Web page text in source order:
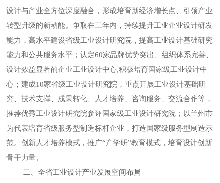
设计与产业全方位深度融合，形成培育新经济增长点、引领产业
转型升级的新动能。争取在三年内，持续提升工业企业设计研发
能力，高水平建设省级工业设计研究院，提高工业设计基础研究
能力和公共服务水平；认定60家品牌优势突出、组织体系完善、
设计效益显著的企业工业设计中心,积极培育国家级工业设计中
心；建成10家省级工业设计研究院，重点开展工业设计基础研
究、技术支撑、成果转化、人才培养、咨询服务、交流合作等，
推荐优秀工业设计研究院参评国家级工业设计研究院；以兰州市
为代表培育省级服务型制造标杆企业，打造国家级服务型制造示
范。创新人才培养模式，推广“产学研”教育模式，培育设计创新
骨干力量。
二、全省工业设计产业发展空间布局